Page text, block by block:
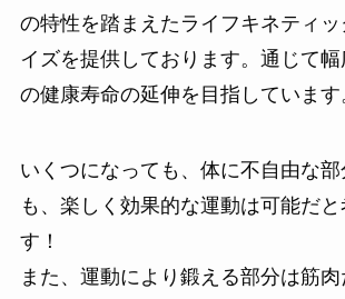
の特性を踏まえたライフキネティ
イズを提供しております。通じて
の健康寿命の延伸を目指しています
いくつになっても、体に不自由な部
も、楽しく効果的な運動は可能だと
す！
また、運動により鍛える部分は筋肉